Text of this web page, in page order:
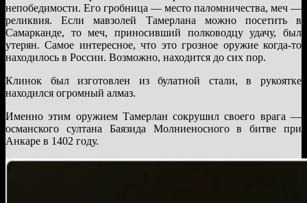
непобедимости. Его гробница — место паломничества, меч —
реликвия. Если мавзолей Тамерлана можно посетить в
Самарканде, то меч, приносивший полководцу удачу, был
утерян. Самое интересное, что это грозное оружие когда-то
находилось в России. Возможно, находится до сих пор.
Клинок был изготовлен из булатной стали, в рукоятке
находился огромный алмаз.
Именно этим оружием Тамерлан сокрушил своего врага —
османского султана Баязида Молниеносного в битве при
Анкаре в 1402 году.